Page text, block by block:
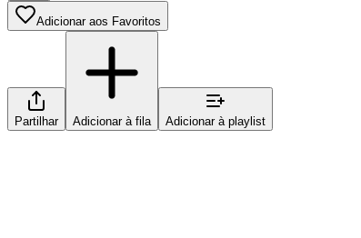
Adicionar aos Favoritos
Partilhar Adicionar à fila Adicionar à playlist